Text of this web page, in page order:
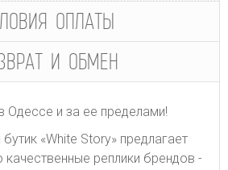
ОПЛАТЫ
И ОБМЕН
Одессе и за ее пределами!
«White Story» предлагает
реплики брендов -